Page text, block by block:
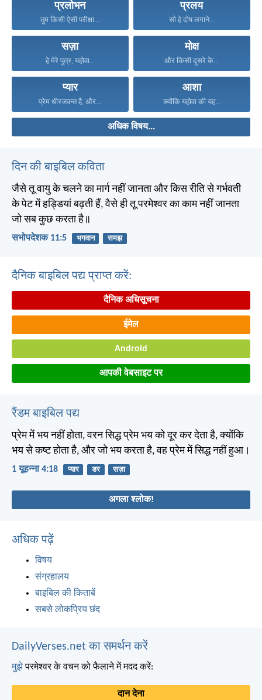
प्रलोभन
तुम किसी ऐसी परीक्षा...
प्रलय
सो हे दोष लगाने...
सज़ा
हे मेरे पुत्र, यहोवा...
मोक्ष
और किसी दूसरे के...
प्यार
प्रेम धीरजवन्त है, और...
आशा
क्योंकि यहोवा की यह...
अधिक विषय...
दिन की बाइबिल कविता
जैसे तू वायु के चलने का मार्ग नहीं जानता और किस रीति से गर्भवती
के पेट में हड्डियां बढ़ती हैं, वैसे ही तू परमेश्वर का काम नहीं जानता
जो सब कुछ करता है॥
सभोपदेशक 11:5 भगवान समझ
दैनिक बाइबिल पद्य प्राप्त करें:
दैनिक अधिसूचना
ईमेल
Android
आपकी वेबसाइट पर
रैंडम बाइबिल पद्य
प्रेम में भय नहीं होता, वरन सिद्ध प्रेम भय को दूर कर देता है, क्योंकि
भय से कष्ट होता है, और जो भय करता है, वह प्रेम में सिद्ध नहीं हुआ।
1 यूहन्ना 4:18 प्यार डर सज़ा
अगला श्लोक!
अधिक पढ़ें
विषय
संग्रहालय
बाइबिल की किताबें
सबसे लोकप्रिय छंद
DailyVerses.net का समर्थन करें
मुझेपरमेश्वर के वचन को फैलाने में मदद करें:
दान देना